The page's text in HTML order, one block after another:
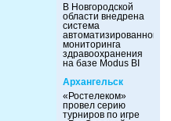
В Новгородской
области внедрена
система
автоматизированного
мониторинга
здравоохранения
на базе Modus BI
Архангельск
«Ростелеком»
провел серию
турниров по игре